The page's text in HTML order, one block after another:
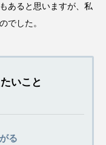
あると思いますが、私
でした。
いこと
る